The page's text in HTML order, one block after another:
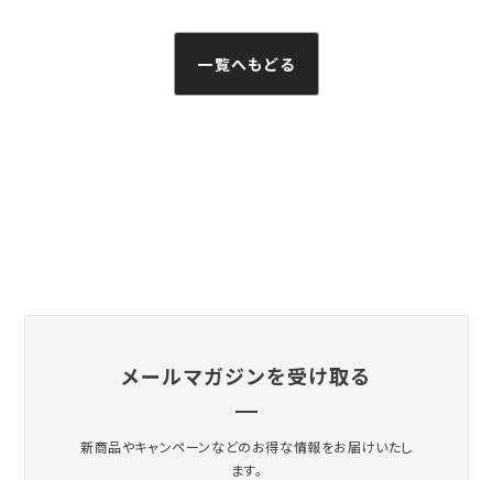
一覧へもどる
メールマガジンを受け取る
新商品やキャンペーンなどのお得な情報をお届けいたし
ます。